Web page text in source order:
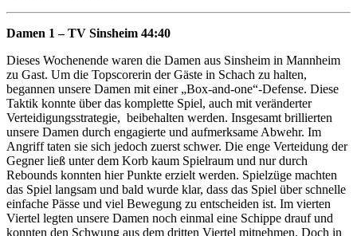
Damen 1 – TV Sinsheim 44:40
Dieses Wochenende waren die Damen aus Sinsheim in Mannheim
zu Gast. Um die Topscorerin der Gäste in Schach zu halten,
begannen unsere Damen mit einer „Box-and-one“-Defense. Diese
Taktik konnte über das komplette Spiel, auch mit veränderter
Verteidigungsstrategie, beibehalten werden. Insgesamt brillierten
unsere Damen durch engagierte und aufmerksame Abwehr. Im
Angriff taten sie sich jedoch zuerst schwer. Die enge Verteidung der
Gegner ließ unter dem Korb kaum Spielraum und nur durch
Rebounds konnten hier Punkte erzielt werden. Spielzüge machten
das Spiel langsam und bald wurde klar, dass das Spiel über schnelle
einfache Pässe und viel Bewegung zu entscheiden ist. Im vierten
Viertel legten unsere Damen noch einmal eine Schippe drauf und
konnten den Schwung aus dem dritten Viertel mitnehmen. Doch in